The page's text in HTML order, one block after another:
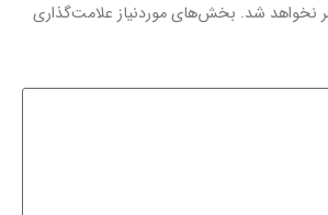
نخواهد شد. بخش‌های موردنیاز علامت‌گذاری